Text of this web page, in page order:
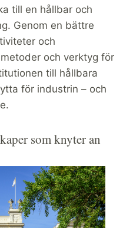
till en hållbar och
Genom en bättre
och
och verktyg för
till hållbara
för industrin – och
som knyter an